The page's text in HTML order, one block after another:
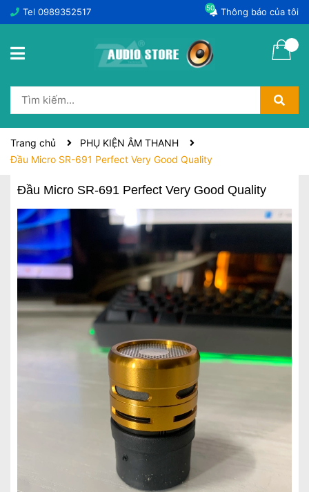
Tel 0989352517 Thông báo của tôi
50
Trang chủ
PHỤ KIỆN ÂM THANH
Đầu Micro SR-691 Perfect Very Good Quality
Đầu Micro SR-691 Perfect Very Good Quality